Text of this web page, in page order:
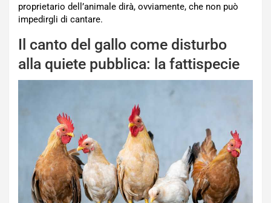
proprietario dell’animale dirà, ovviamente, che non può
impedirgli di cantare.
Il canto del gallo come disturbo
alla quiete pubblica: la fattispecie